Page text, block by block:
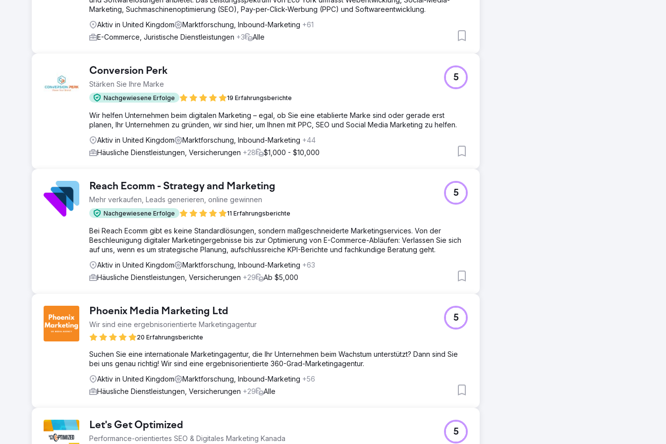
Marketing, Suchmaschinenoptimierung (SEO), Pay-per-Click-Werbung (PPC) und Softwareentwicklung.
Aktiv in United Kingdom
Marktforschung, Inbound-Marketing +61
E-Commerce, Juristische Dienstleistungen +3 Alle
Conversion Perk
Stärken Sie Ihre Marke
Nachgewiesene Erfolge 19 Erfahrungsberichte
5
Wir helfen Unternehmen beim digitalen Marketing – egal, ob Sie eine etablierte Marke sind oder gerade erst
planen, Ihr Unternehmen zu gründen, wir sind hier, um Ihnen mit PPC, SEO und Social Media Marketing zu helfen.
Aktiv in United Kingdom
Marktforschung, Inbound-Marketing +44
Häusliche Dienstleistungen, Versicherungen +28 $1,000 - $10,000
Reach Ecomm - Strategy and Marketing
Mehr verkaufen, Leads generieren, online gewinnen
Nachgewiesene Erfolge 11 Erfahrungsberichte
5
Bei Reach Ecomm gibt es keine Standardlösungen, sondern maßgeschneiderte Marketingservices. Von der
Beschleunigung digitaler Marketingergebnisse bis zur Optimierung von E-Commerce-Abläufen: Verlassen Sie sich
auf uns, wenn es um strategische Planung, aufschlussreiche KPI-Berichte und fachkundige Beratung geht.
Aktiv in United Kingdom
Marktforschung, Inbound-Marketing +63
Häusliche Dienstleistungen, Versicherungen +29 Ab $5,000
Phoenix Media Marketing Ltd
Wir sind eine ergebnisorientierte Marketingagentur
20 Erfahrungsberichte
5
Suchen Sie eine internationale Marketingagentur, die Ihr Unternehmen beim Wachstum unterstützt? Dann sind Sie
bei uns genau richtig! Wir sind eine ergebnisorientierte 360-Grad-Marketingagentur.
Aktiv in United Kingdom
Marktforschung, Inbound-Marketing +56
Häusliche Dienstleistungen, Versicherungen +29 Alle
Let's Get Optimized
Performance-orientiertes SEO & Digitales Marketing Kanada
5